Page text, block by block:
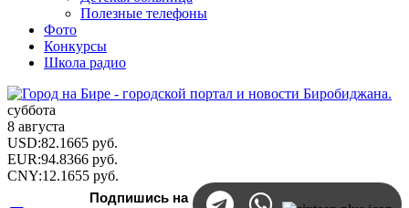
Полезные телефоны
Фото
Конкурсы
Школа радио
суббота
8 августа
USD:82.1665 руб.
EUR:94.8366 руб.
CNY:12.1655 руб.
Подпишись на